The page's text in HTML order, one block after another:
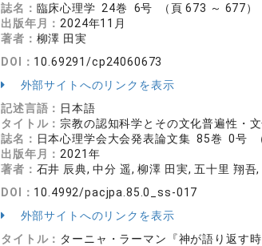
誌名： 臨床心理学 24巻 6号 （頁 673 ～ 677）
出版年月： 2024年11月
著者： 柳澤 田実
DOI： 10.69291/cp24060673
外部サイトへのリンクを表示
記述言語： 日本語
タイトル： 宗教の認知科学とその文化普遍性・
誌名： 日本心理学会大会発表論文集 85巻 0号
出版年月： 2021年
著者： 石井 辰典, 中分 遥, 柳澤 田実, 五十里 翔吾
DOI： 10.4992/pacjpa.85.0_ss-017
外部サイトへのリンクを表示
タイトル： ターニャ・ラーマン『神が語り返す時